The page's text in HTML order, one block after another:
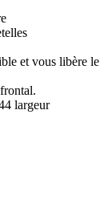
et vous libère le
largeur